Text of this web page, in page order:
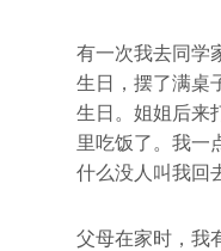
有一次我去同学
生日，摆了满桌
生日。姐姐后来
里吃饭了。我一
什么没人叫我回去
父母在家时，我